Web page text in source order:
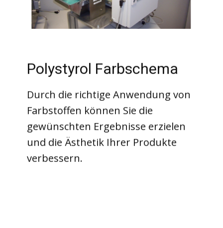
Polystyrol Farbschema
Durch die richtige Anwendung von
Farbstoffen können Sie die
gewünschten Ergebnisse erzielen
und die Ästhetik Ihrer Produkte
verbessern.